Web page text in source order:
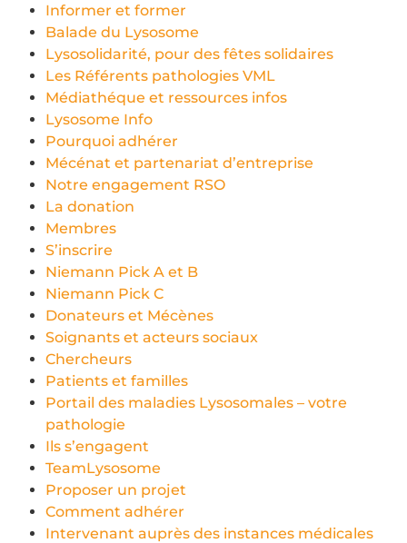
Informer et former
Balade du Lysosome
Lysosolidarité, pour des fêtes solidaires
Les Référents pathologies VML
Médiathéque et ressources infos
Lysosome Info
Pourquoi adhérer
Mécénat et partenariat d’entreprise
Notre engagement RSO
La donation
Membres
S’inscrire
Niemann Pick A et B
Niemann Pick C
Donateurs et Mécènes
Soignants et acteurs sociaux
Chercheurs
Patients et familles
Portail des maladies Lysosomales – votre
pathologie
Ils s’engagent
TeamLysosome
Proposer un projet
Comment adhérer
Intervenant auprès des instances médicales